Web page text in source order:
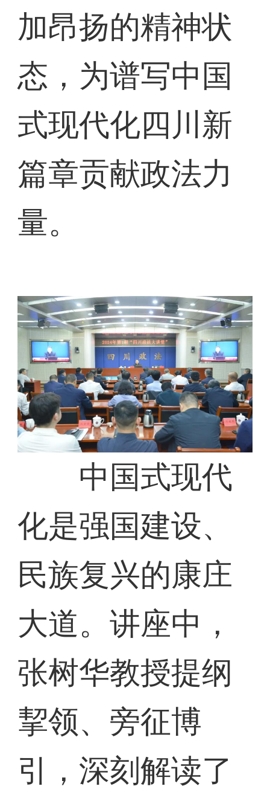
加昂扬的精神状
态，为谱写中国
式现代化四川新
篇章贡献政法力
量。
中国式现代
化是强国建设、
民族复兴的康庄
大道。讲座中，
张树华教授提纲
挈领、旁征博
引，深刻解读了